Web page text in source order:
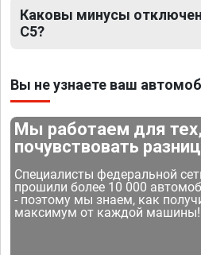
Каковы минусы
C5?
Вы не узнаете ваш
Мы работаем для
почувствовать
Специалисты федеральной
прошили более 10 000
- поэтому мы знаем, как
максимум от каждой машины!